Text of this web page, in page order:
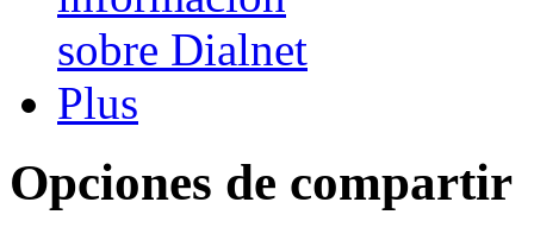
Opciones de compartir